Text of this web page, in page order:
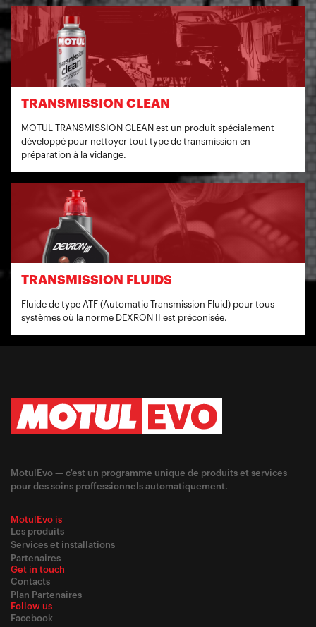
TRANSMISSION CLEAN
MOTUL TRANSMISSION CLEAN est un produit spécialement
développé pour nettoyer tout type de transmission en
préparation à la vidange.
TRANSMISSION FLUIDS
Fluide de type ATF (Automatic Transmission Fluid) pour tous
systèmes où la norme DEXRON II est préconisée.
MotulEvo — c'est un programme unique de produits et services
pour des soins proffessionnels automatiquement.
MotulEvo is
Les produits
Services et installations
Partenaires
Get in touch
Contacts
Plan Partenaires
Follow us
Facebook